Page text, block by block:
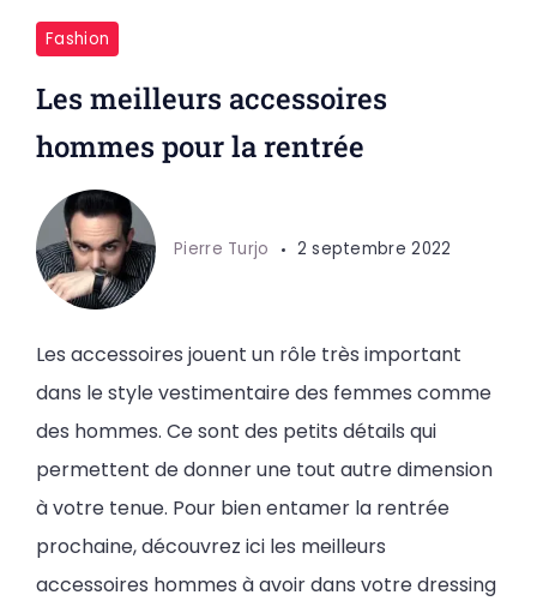
Fashion
Les meilleurs accessoires
hommes pour la rentrée
Pierre Turjo 2 septembre 2022
Les accessoires jouent un rôle très important
dans le style vestimentaire des femmes comme
des hommes. Ce sont des petits détails qui
permettent de donner une tout autre dimension
à votre tenue. Pour bien entamer la rentrée
prochaine, découvrez ici les meilleurs
accessoires hommes à avoir dans votre dressing